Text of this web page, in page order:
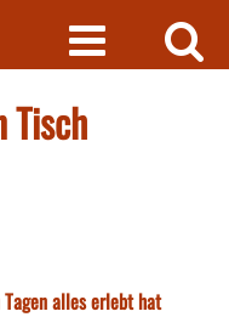
Tisch
alles erlebt hat